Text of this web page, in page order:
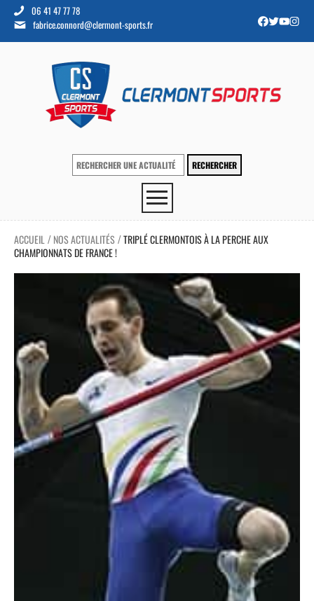
06 41 47 77 78
fabrice.connord@clermont-sports.fr
ACCUEIL / NOS ACTUALITÉS /TRIPLÉ CLERMONTOIS À LA PERCHE AUX
CHAMPIONNATS DE FRANCE !